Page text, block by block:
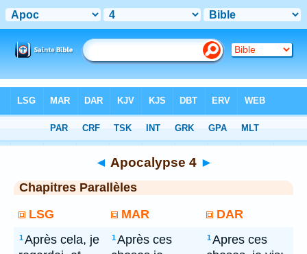
◄ Apocalypse 4 ►
Chapitres Parallèles
LSG
MAR DAR
1Après cela, je
1Après ces
1Apres ces